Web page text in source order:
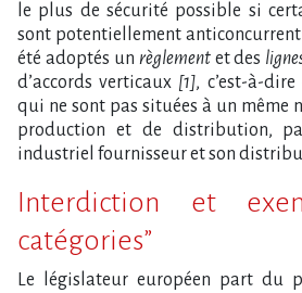
le plus de sécurité possible si
sont potentiellement
été adoptés un règlement et des
d’accords verticaux [1], c’est-à-
qui ne sont pas situées à un même
production et de distribution,
industriel fournisseur et son
Interdiction et
catégories”
Le législateur européen part du